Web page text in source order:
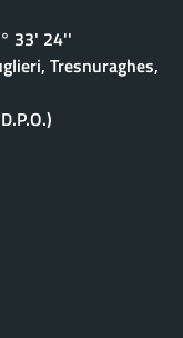
33' 24''
Tresnuraghes,